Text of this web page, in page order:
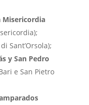
Misericordia
Sant’Orsola);
y San Pedro
e San Pietro